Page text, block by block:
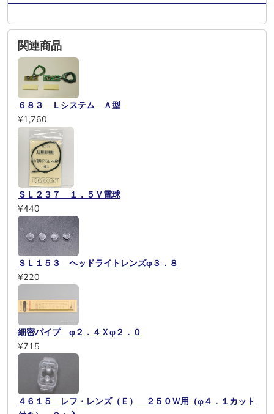
関連商品
６８３ Ｌシステム Ａ型
¥1,760
ＳＬ２３７ １．５Ｖ電球
¥440
ＳＬ１５３ ヘッドライトレンズφ３．８
¥220
細密パイプ φ２．４Ｘφ２．０
¥715
４６１５ レフ・レンズ（Ｅ） ２５０Ｗ用（φ４．１カット